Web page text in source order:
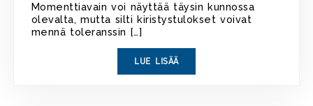
Momenttiavain voi näyttää täysin kunnossa
olevalta, mutta silti kiristystulokset voivat
mennä toleranssin […]
LUE LISÄÄ